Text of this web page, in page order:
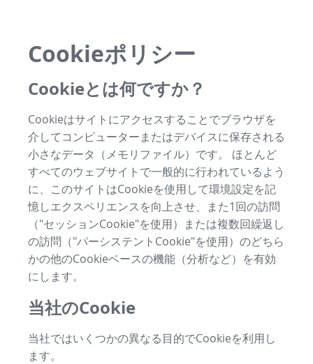
Cookieポリシー
Cookieとは何ですか？
Cookieはサイトにアクセスすることでブラウザを
介してコンピューターまたはデバイスに保存される
小さなデータ（メモリファイル）です。 ほとんど
すべてのウェブサイトで一般的に行われているよう
に、このサイトはCookieを使用して環境設定を記
憶しエクスペリエンスを向上させ、また1回の訪問
（"セッションCookie"を使用）または複数回繰返し
の訪問（"パーシステントCookie"を使用）のどちら
かの他のCookieベースの機能（分析など）を有効
にします。
当社のCookie
当社ではいくつかの異なる目的でCookieを利用し
ます。